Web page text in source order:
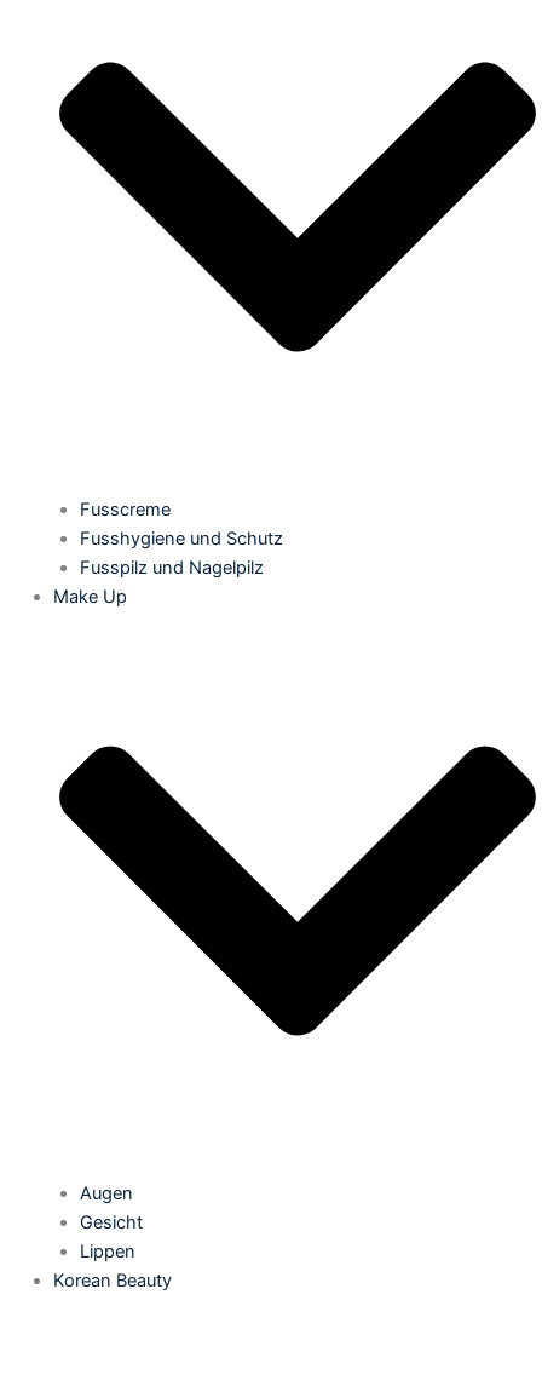
Fusscreme
Fusshygiene und Schutz
Fusspilz und Nagelpilz
Make Up
Augen
Gesicht
Lippen
Korean Beauty